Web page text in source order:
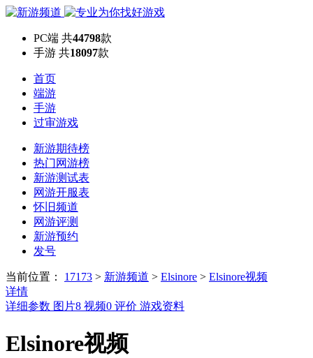
PC端 共44798款
手游 共18097款
首页
端游
手游
过审游戏
新游期待榜
热门网游榜
新游测试表
网游开服表
怀旧频道
网游评测
新游预约
发号
当前位置： 17173 > 新游频道 > Elsinore > Elsinore视频
详情
详细参数 图片8 视频0 评价 游戏资料
Elsinore视频